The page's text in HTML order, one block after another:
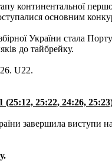
континентальної
основним
України стала
до тайбрейку.
U22.
(25:12, 25:22, 24:26,
завершила виступи